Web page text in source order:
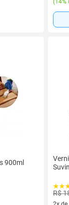
(14%
900ml
R$